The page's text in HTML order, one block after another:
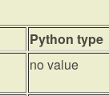
Python type
no value